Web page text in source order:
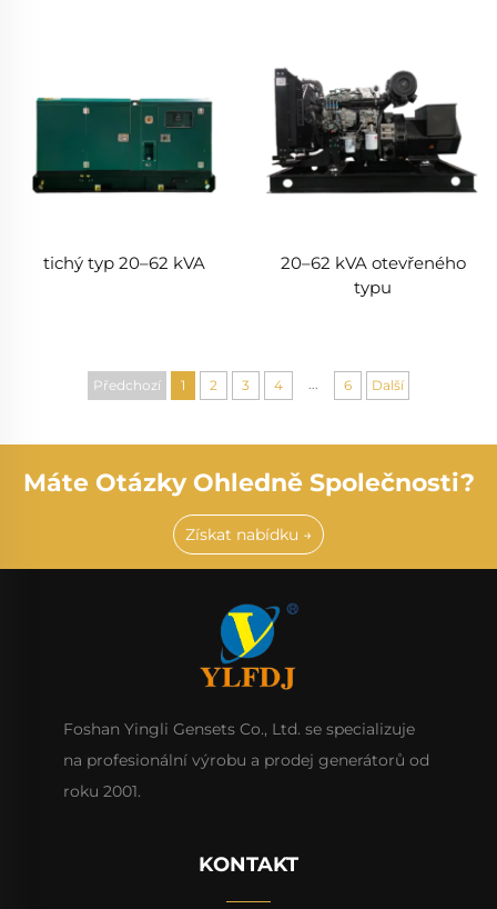
tichý typ 20–62 kVA
20–62 kVA otevřeného
typu
Předchozí 1 2 3 4 ... 6 Další
Máte Otázky Ohledně Společnosti?
Získat nabídku →
Foshan Yingli Gensets Co., Ltd. se specializuje
na profesionální výrobu a prodej generátorů od
roku 2001.
KONTAKT